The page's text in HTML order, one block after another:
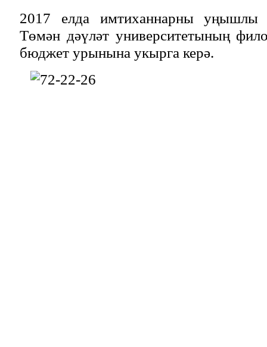
2017 елда имтиханнарны
Төмән дәүләт университетының
бюджет урынына укырга керә.